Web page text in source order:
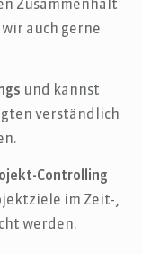
Zusammenhalt
auch gerne
und kannst
verständlich
Controlling
im Zeit-,
werden.